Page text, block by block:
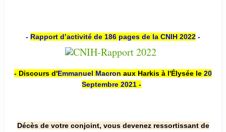
- Rapport d’activité de 186 pages de la CNIH 2022 -
- Discours d'Emmanuel Macron aux Harkis à l'Élysée le 20
Septembre 2021 -
Décès de votre conjoint, vous devenez ressortissant de